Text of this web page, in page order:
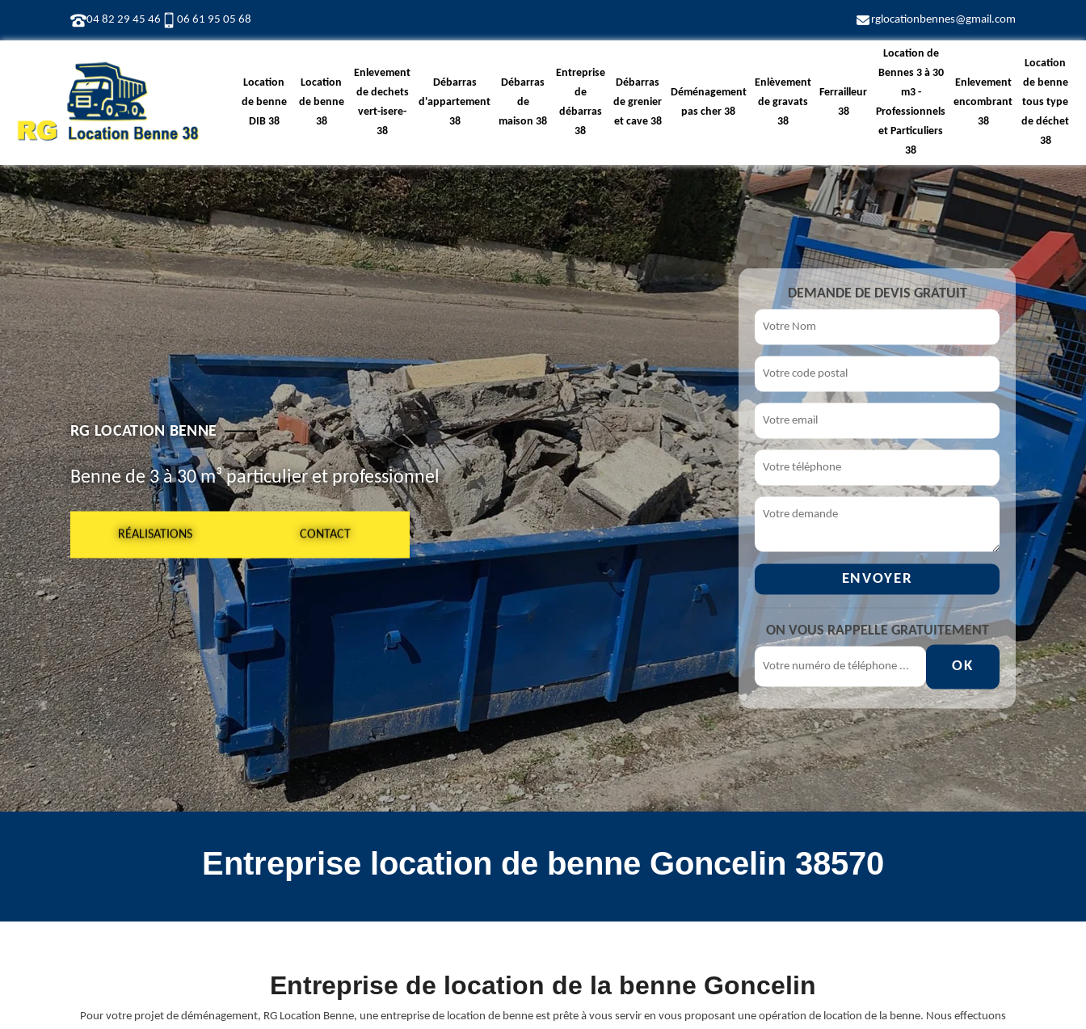
04 82 29 45 46 06 61 95 05 68 rglocationbennes@gmail.com
Location
de benne
DIB 38
Location
de benne
38
Enlevement
de dechets
vert-isere-
38
Débarras
d'appartement
38
Débarras
de
maison 38
Entreprise
de
débarras
38
Débarras
de grenier
et cave 38
Déménagement
pas cher 38
Enlèvement
de gravats
38
Ferrailleur
38
Location de
Bennes 3 à 30
m3 -
Professionnels
et Particuliers
38
Enlevement
encombrant
38
Location
de benne
tous type
de déchet
38
RG LOCATION BENNE
Benne de 3 à 30 m³ particulier et professionnel
RÉALISATIONS CONTACT
DEMANDE DE DEVIS GRATUIT
ON VOUS RAPPELLE GRATUITEMENT
Entreprise location de benne Goncelin 38570
Entreprise de location de la benne Goncelin
Pour votre projet de déménagement, RG Location Benne, une entreprise de location de benne est prête à vous servir en vous proposant une opération de location de la benne. Nous effectuons